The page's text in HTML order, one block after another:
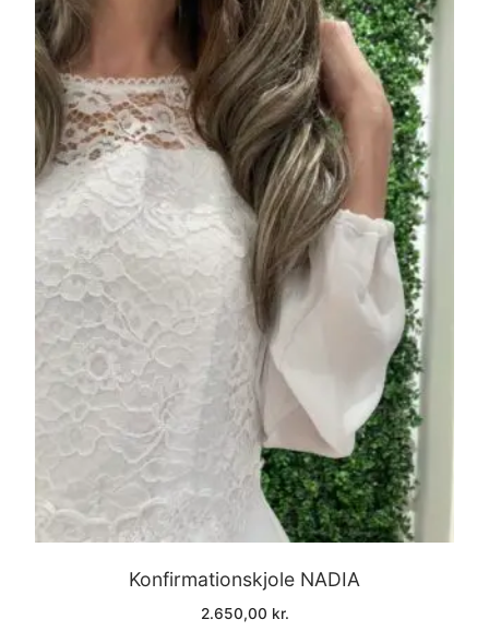
Konfirmationskjole NADIA
2.650,00 kr.